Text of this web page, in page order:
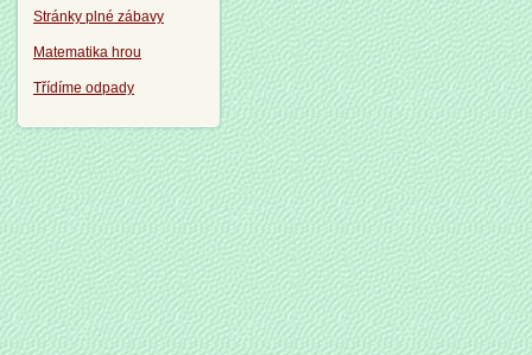
Stránky plné zábavy
Matematika hrou
Třídíme odpady